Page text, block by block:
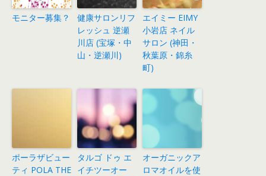
モニター募集？
健康サロンリフ
レッシュ 逆瀬
川店 (宝塚・中
山・逆瀬川)
エイミー EIMY
小岩店 ネイル
サロン (神田・
秋葉原・錦糸
町)
ポーラザビュー
ティ POLA THE
タルゴ ドゥ エ
イチツーオー
オーガニックア
ロマオイルを使